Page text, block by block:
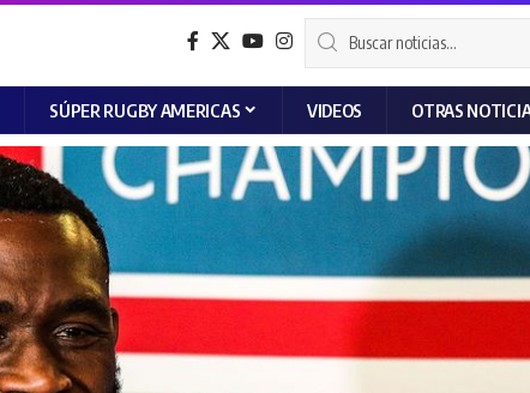
SÚPER RUGBY AMERICAS VIDEOS OTRAS